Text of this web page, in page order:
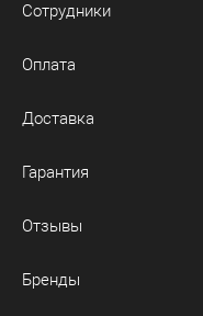
Сотрудники
Оплата
Доставка
Гарантия
Отзывы
Бренды